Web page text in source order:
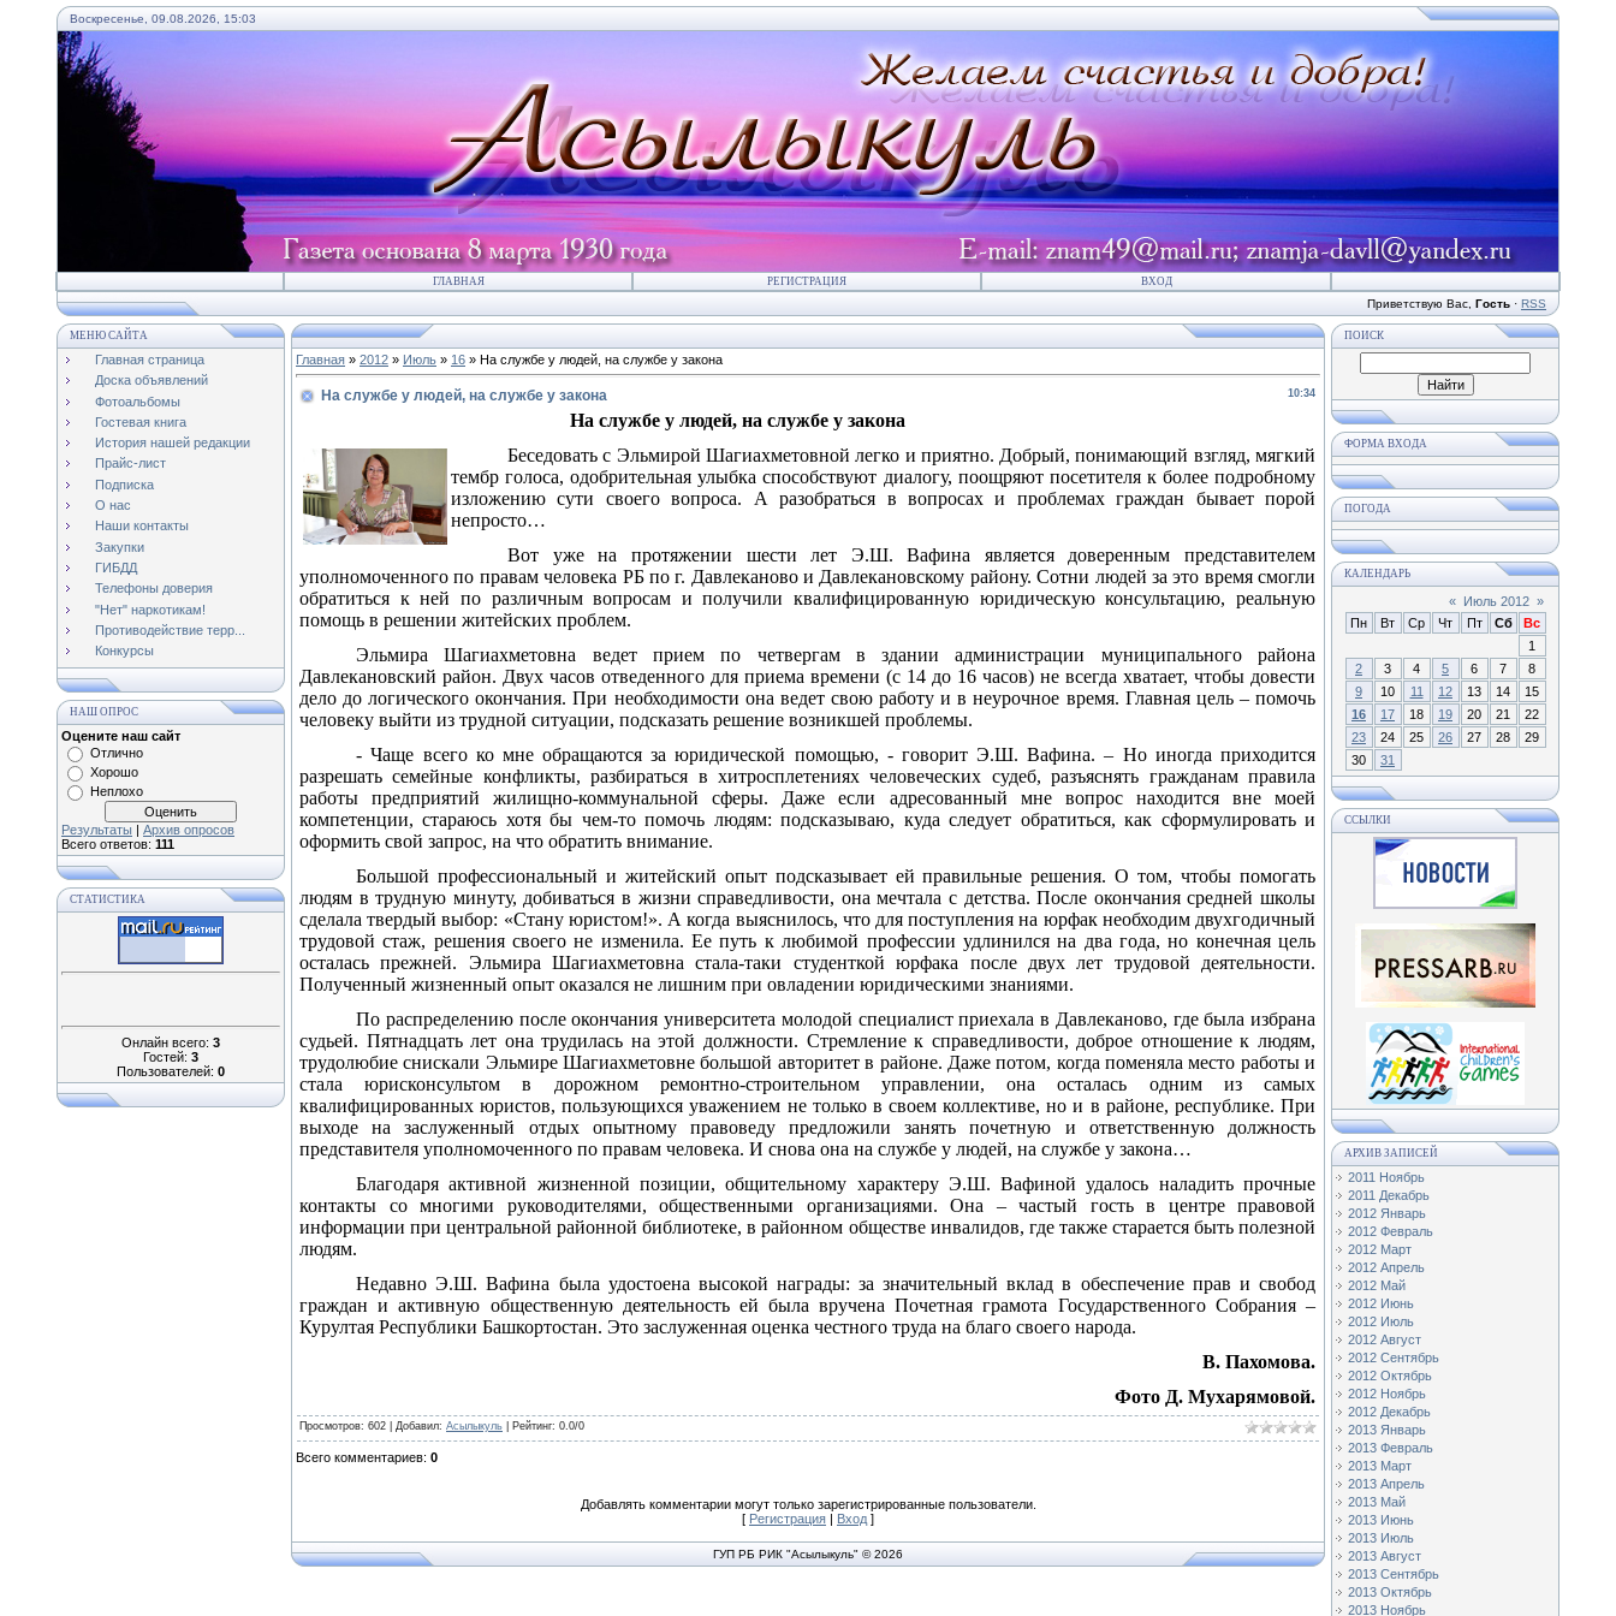
Воскресенье, 09.08.2026, 15:03
ГЛАВНАЯ РЕГИСТРАЦИЯ ВХОД
Приветствую Вас Гость · RSS
МЕНЮ САЙТА
Главная страница
Доска объявлений
Фотоальбомы
Гостевая книга
История нашей редакции
Прайс-лист
Подписка
О нас
Наши контакты
Закупки
ГИБДД
Телефоны доверия
"Нет" наркотикам!
Противодействие терр...
Конкурсы
НАШ ОПРОС
Оцените наш сайт
Отлично
Хорошо
Неплохо
Результаты | Архив опросов
Всего ответов: 111
СТАТИСТИКА
Онлайн всего: 3
Гостей: 3
Пользователей: 0
Главная » 2012 » Июль » 16 » На службе у людей, на службе у закона
10:34
На службе у людей, на службе у закона
На службе у людей, на службе у закона
Беседовать с Эльмирой Шагиахметовной легко и приятно. Добрый, понимающий взгляд, мягкий
тембр голоса, одобрительная улыбка способствуют диалогу, поощряют посетителя к более подробному
изложению сути своего вопроса. А разобраться в вопросах и проблемах граждан бывает порой
непросто…
Вот уже на протяжении шести лет Э.Ш. Вафина является доверенным представителем
уполномоченного по правам человека РБ по г. Давлеканово и Давлекановскому району. Сотни людей за это время смогли
обратиться к ней по различным вопросам и получили квалифицированную юридическую консультацию, реальную
помощь в решении житейских проблем.
Эльмира Шагиахметовна ведет прием по четвергам в здании администрации муниципального района
Давлекановский район. Двух часов отведенного для приема времени (с 14 до 16 часов) не всегда хватает, чтобы довести
дело до логического окончания. При необходимости она ведет свою работу и в неурочное время. Главная цель – помочь
человеку выйти из трудной ситуации, подсказать решение возникшей проблемы.
- Чаще всего ко мне обращаются за юридической помощью, - говорит Э.Ш. Вафина. – Но иногда приходится
разрешать семейные конфликты, разбираться в хитросплетениях человеческих судеб, разъяснять гражданам правила
работы предприятий жилищно-коммунальной сферы. Даже если адресованный мне вопрос находится вне моей
компетенции, стараюсь хотя бы чем-то помочь людям: подсказываю, куда следует обратиться, как сформулировать и
оформить свой запрос, на что обратить внимание.
Большой профессиональный и житейский опыт подсказывает ей правильные решения. О том, чтобы помогать
людям в трудную минуту, добиваться в жизни справедливости, она мечтала с детства. После окончания средней школы
сделала твердый выбор: «Стану юристом!». А когда выяснилось, что для поступления на юрфак необходим двухгодичный
трудовой стаж, решения своего не изменила. Ее путь к любимой профессии удлинился на два года, но конечная цель
осталась прежней. Эльмира Шагиахметовна стала-таки студенткой юрфака после двух лет трудовой деятельности.
Полученный жизненный опыт оказался не лишним при овладении юридическими знаниями.
По распределению после окончания университета молодой специалист приехала в Давлеканово, где была избрана
судьей. Пятнадцать лет она трудилась на этой должности. Стремление к справедливости, доброе отношение к людям,
трудолюбие снискали Эльмире Шагиахметовне большой авторитет в районе. Даже потом, когда поменяла место работы и
стала юрисконсультом в дорожном ремонтно-строительном управлении, она осталась одним из самых
квалифицированных юристов, пользующихся уважением не только в своем коллективе, но и в районе, республике. При
выходе на заслуженный отдых опытному правоведу предложили занять почетную и ответственную должность
представителя уполномоченного по правам человека. И снова она на службе у людей, на службе у закона…
Благодаря активной жизненной позиции, общительному характеру Э.Ш. Вафиной удалось наладить прочные
контакты со многими руководителями, общественными организациями. Она – частый гость в центре правовой
информации при центральной районной библиотеке, в районном обществе инвалидов, где также старается быть полезной
людям.
Недавно Э.Ш. Вафина была удостоена высокой награды: за значительный вклад в обеспечение прав и свобод
граждан и активную общественную деятельность ей была вручена Почетная грамота Государственного Собрания –
Курултая Республики Башкортостан. Это заслуженная оценка честного труда на благо своего народа.
В. Пахомова.
Фото Д. Мухарямовой.
Просмотров: 602 | Добавил: Асылыкуль Рейтинг: 0.0/0
Всего комментариев: 0
Добавлять комментарии могут только зарегистрированные пользователи.
[ Регистрация | Вход ]
ГУП РБ РИК "Асылыкуль" © 2026
ПОИСК
ФОРМА ВХОДА
ПОГОДА
КАЛЕНДАРЬ
« Июль 2012 »
Пн
Вт Ср Чт Пт Сб
Вс
1
2
3 4 5 6 7
8
9
10 11 12 13 14
15
16
17 18 19 20 21
22
23
24 25 26 27 28
29
30
31
ССЫЛКИ
АРХИВ ЗАПИСЕЙ
2011 Ноябрь
2011 Декабрь
2012 Январь
2012 Февраль
2012 Март
2012 Апрель
2012 Май
2012 Июнь
2012 Июль
2012 Август
2012 Сентябрь
2012 Октябрь
2012 Ноябрь
2012 Декабрь
2013 Январь
2013 Февраль
2013 Март
2013 Апрель
2013 Май
2013 Июнь
2013 Июль
2013 Август
2013 Сентябрь
2013 Октябрь
2013 Ноябрь